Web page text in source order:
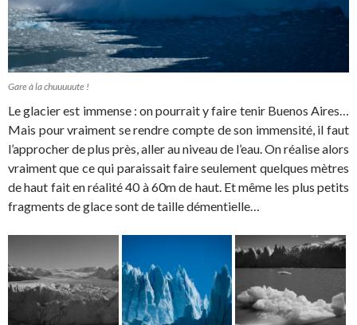
Gare à la chuuuuute !
Le glacier est immense : on pourrait y faire tenir Buenos Aires…
Mais pour vraiment se rendre compte de son immensité, il faut
l’approcher de plus près, aller au niveau de l’eau. On réalise alors
vraiment que ce qui paraissait faire seulement quelques mètres
de haut fait en réalité 40 à 60m de haut. Et même les plus petits
fragments de glace sont de taille démentielle…